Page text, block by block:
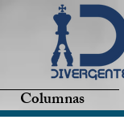
Columnas